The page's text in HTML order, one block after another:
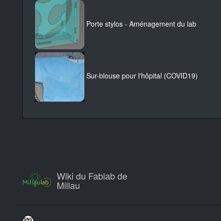
Porte stylos - Aménagement du lab
Sur-blouse pour l'hôpital (COVID19)
Wiki du Fablab de
Millau